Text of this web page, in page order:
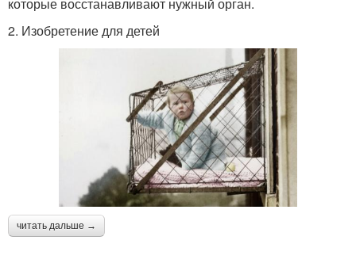
которые восстанавливают нужный орган.
2. Изобретение для детей
читать дальше →